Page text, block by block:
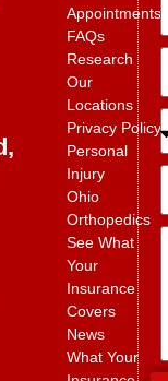
Appointments
FAQs
Research
Our
Locations
Privacy Policy
Personal
Injury
Ohio
Orthopedics
See What
Your
Insurance
Covers
News
What Your